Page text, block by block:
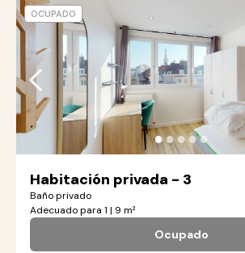
●●●●●
Habitación privada - 3
Baño privado
Adecuado para 1 | 9 m²
Ocupado
OCUPADO